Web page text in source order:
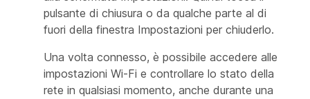
pulsante di chiusura o da qualche parte al di
fuori della finestra Impostazioni per chiuderlo.
Una volta connesso, è possibile accedere alle
impostazioni Wi-Fi e controllare lo stato della
rete in qualsiasi momento, anche durante una